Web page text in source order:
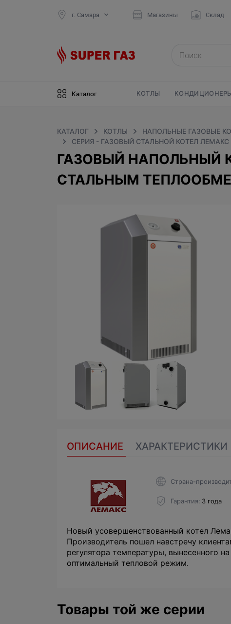
г. Самара Магазины Склад
Каталог КОТЛЫ
КАТАЛОГ КОТЛЫ НАПОЛЬНЫЕ ГАЗОВЫЕ
СЕРИЯ - ГАЗОВЫЙ СТАЛЬНОЙ КОТЕЛ
ГАЗОВЫЙ НАПОЛЬНЫЙ
СТАЛЬНЫМ
ОПИСАНИЕ ХАРАКТЕРИСТИКИ
Страна-
Гарантия 3 года
Новый усовершенствованный котел
Производитель пошел навстречу
регулятора температуры, вынесенного
оптимальный тепловой режим.
Товары той же серии